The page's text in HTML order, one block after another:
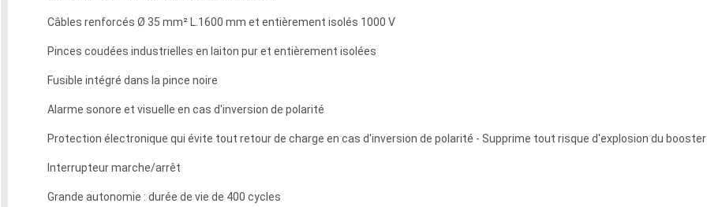
Câbles renforcés Ø 35 mm² L.1600 mm et entièrement isolés 1000 V
Pinces coudées industrielles en laiton pur et entièrement isolées
Fusible intégré dans la pince noire
Alarme sonore et visuelle en cas d'inversion de polarité
Protection électronique qui évite tout retour de charge en cas d'inversion de polarité - Supprime tout risque d'explosion du booster
Interrupteur marche/arrêt
Grande autonomie : durée de vie de 400 cycles